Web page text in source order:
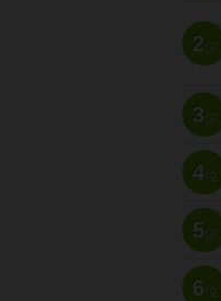
2位
3位
4位
5位
6位